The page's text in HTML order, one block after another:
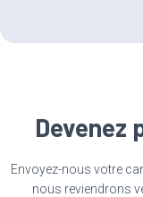
Devenez
Envoyez-nous votre
nous reviendrons